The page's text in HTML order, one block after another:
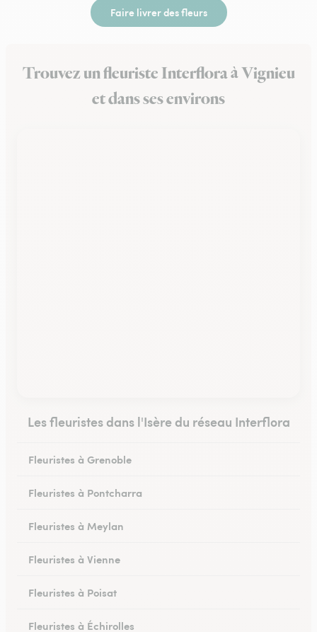
Faire livrer des fleurs
Trouvez un fleuriste Interflora à Vignieu
et dans ses environs
Les fleuristes dans l'Isère du réseau Interflora
Fleuristes à Grenoble
Fleuristes à Pontcharra
Fleuristes à Meylan
Fleuristes à Vienne
Fleuristes à Poisat
Fleuristes à Échirolles